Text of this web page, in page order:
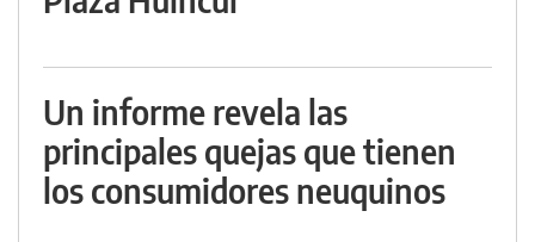
Un informe revela las
principales quejas que tienen
los consumidores neuquinos